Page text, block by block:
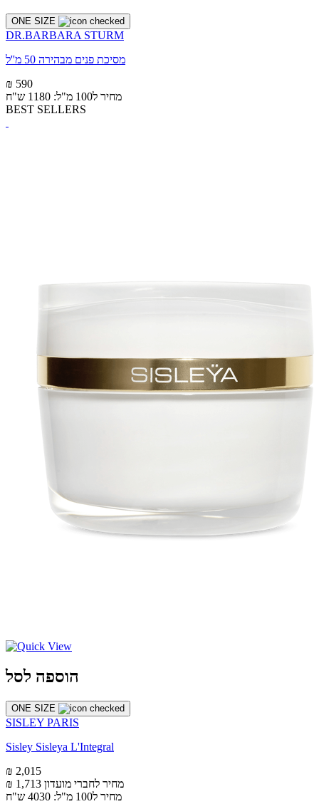
ONE SIZE
DR.BARBARA STURM
מסיכת פנים מבהירה 50 מ''ל
₪ 590
מחיר ל100 מ"ל: 1180 ש"ח
BEST SELLERS
הוספה לסל
ONE SIZE
SISLEY PARIS
Sisley Sisleya L'Integral
₪ 2,015
₪ 1,713 מחיר לחברי מועדון
מחיר ל100 מ"ל: 4030 ש"ח